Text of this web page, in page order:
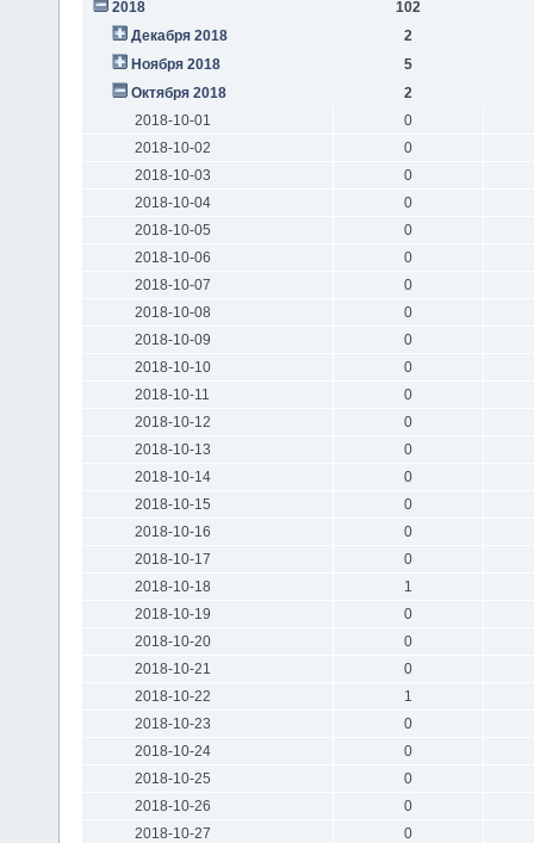
2018
102
Декабря 2018
2
Ноября 2018
5
Октября 2018
2
2018-10-01
0
2018-10-02
0
2018-10-03
0
2018-10-04
0
2018-10-05
0
2018-10-06
0
2018-10-07
0
2018-10-08
0
2018-10-09
0
2018-10-10
0
2018-10-11
0
2018-10-12
0
2018-10-13
0
2018-10-14
0
2018-10-15
0
2018-10-16
0
2018-10-17
0
2018-10-18
1
2018-10-19
0
2018-10-20
0
2018-10-21
0
2018-10-22
1
2018-10-23
0
2018-10-24
0
2018-10-25
0
2018-10-26
0
2018-10-27
0